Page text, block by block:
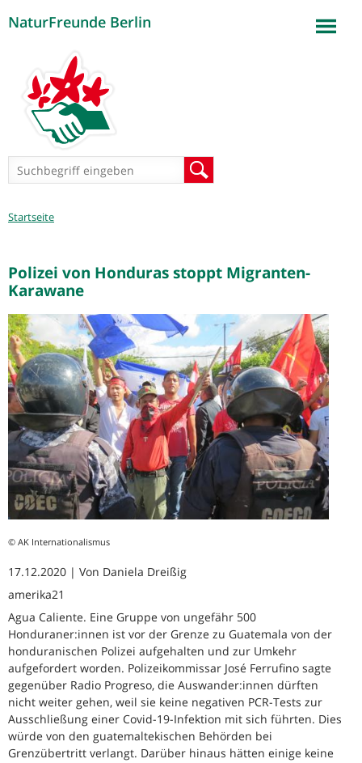
NaturFreunde Berlin
Suchformular
Sie
Startseite
Polizei von Honduras stoppt Migranten-
Karawane
© AK Internationalismus
17.12.2020 | Von Daniela Dreißig
amerika21
Agua Caliente. Eine Gruppe von ungefähr 500
Honduraner:innen ist vor der Grenze zu Guatemala von der
honduranischen Polizei aufgehalten und zur Umkehr
aufgefordert worden. Polizeikommissar José Ferrufino sagte
gegenüber Radio Progreso, die Auswander:innen dürften
nicht weiter gehen, weil sie keine negativen PCR-Tests zur
Ausschließung einer Covid-19-Infektion mit sich führten. Dies
würde von den guatemaltekischen Behörden bei
Grenzübertritt verlangt. Darüber hinaus hätten einige keine